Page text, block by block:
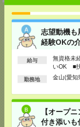
志望動機も
経験OKの
給与
無資格未
いOK ■
以上
勤務地 金山(愛知
【オープ
付き添いも
気にな
メール で送る